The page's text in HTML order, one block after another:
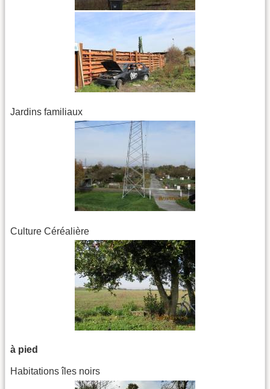
Jardins familiaux
Culture Céréalière
à pied
Habitations îles noirs